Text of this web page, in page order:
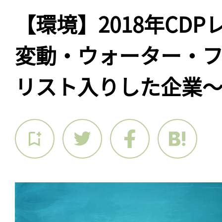
【環境】2018年
変動・ウォーター・
リスト入りした企業